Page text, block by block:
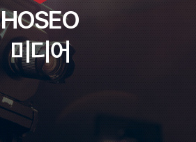
HOSEO
미디어